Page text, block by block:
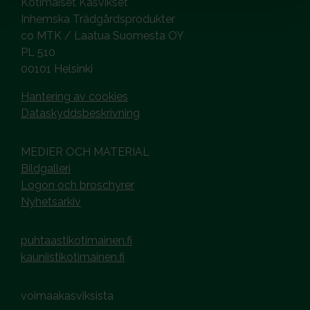
Inhemska Trädgårdsprodukter
co MTK / Laatua Suomesta OY
PL 510
00101 Helsinki
Hantering av cookies
Dataskyddsbeskrivning
MEDIER OCH MATERIAL
Bildgalleri
Logon och broschyrer
Nyhetsarkiv
puhtaastikotimainen.fi
kauniistikotimainen.fi
voimaakasviksista